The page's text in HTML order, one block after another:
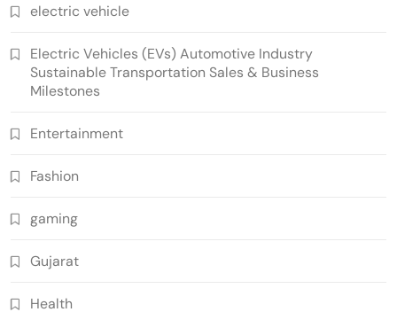
electric vehicle
Electric Vehicles (EVs) Automotive Industry
Sustainable Transportation Sales & Business
Milestones
Entertainment
Fashion
gaming
Gujarat
Health